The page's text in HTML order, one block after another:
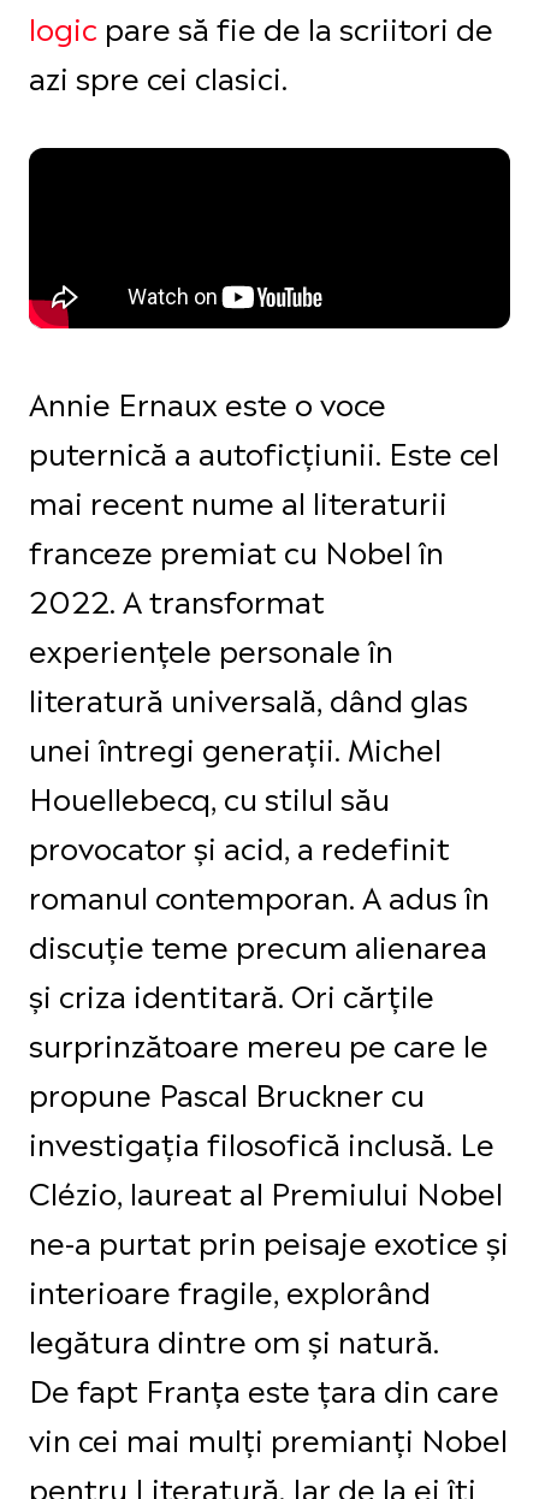
logic pare să fie de la scriitori de
azi spre cei clasici.
Annie Ernaux este o voce
puternică a autoficțiunii. Este cel
mai recent nume al literaturii
franceze premiat cu Nobel în
2022. A transformat
experiențele personale în
literatură universală, dând glas
unei întregi generații. Michel
Houellebecq, cu stilul său
provocator și acid, a redefinit
romanul contemporan. A adus în
discuție teme precum alienarea
și criza identitară. Ori cărțile
surprinzătoare mereu pe care le
propune Pascal Bruckner cu
investigația filosofică inclusă. Le
Clézio, laureat al Premiului Nobel
ne-a purtat prin peisaje exotice și
interioare fragile, explorând
legătura dintre om și natură.
De fapt Franța este țara din care
vin cei mai mulți premianți Nobel
pentru Literatură. Iar de la ei îți